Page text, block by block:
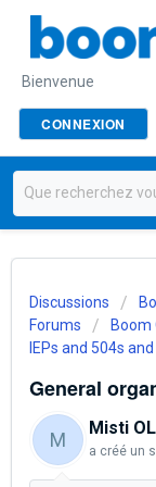
Bienvenue
CONNEXION
Discussions
Forums
Boom
IEPs and 504s
General
M
Misti
a créé un